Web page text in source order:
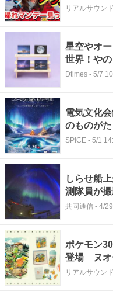
った」
リアルサウンド
星空やオ
世界！や
Dtimes - 5/7
電気文化
のものが
くれたもの
SPICE - 5/1
しらせ船
測隊員が
共同通信 - 4/
ポケモン
登場 ヌオ
リアルサウンド